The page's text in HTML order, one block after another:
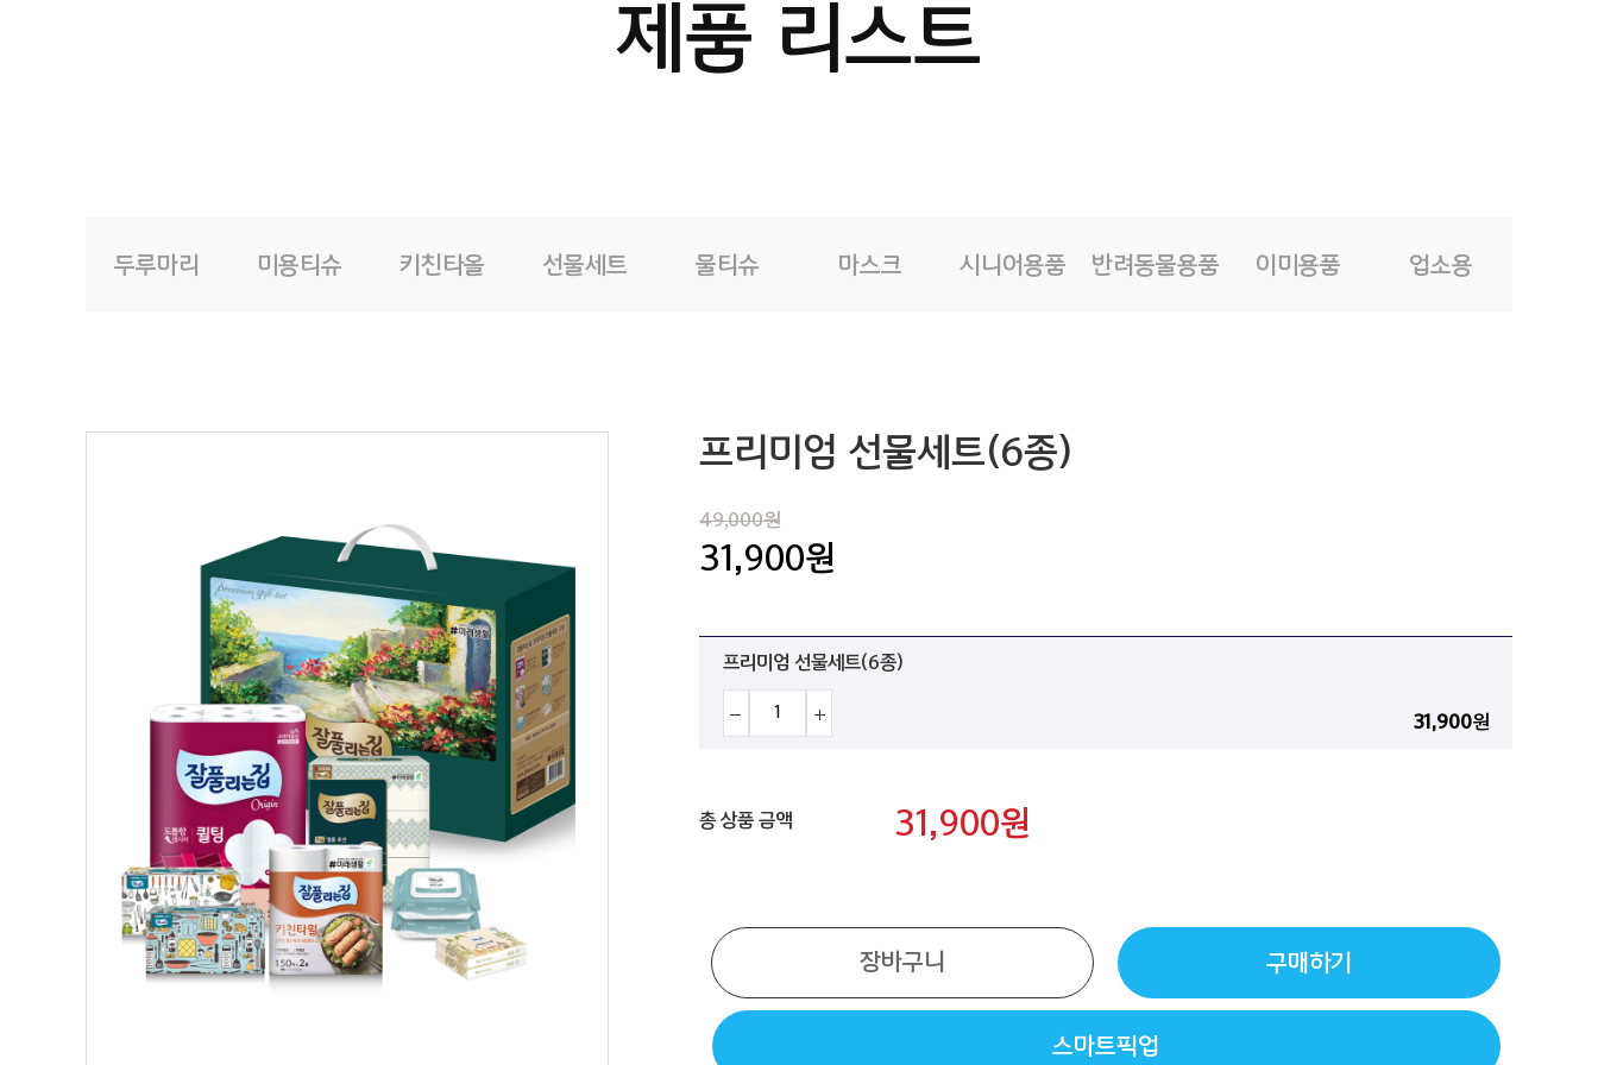
제품 리스트
두루마리 미용티슈 키친타올 선물세트 물티슈 마스크 시니어용품 반려동물용품 이미용품 업소용
프리미엄 선물세트(6종)
49,000원
31,900원
프리미엄 선물세트(6종)
31,900원
총 상품 금액 31,900원
장바구니 구매하기
스마트픽업